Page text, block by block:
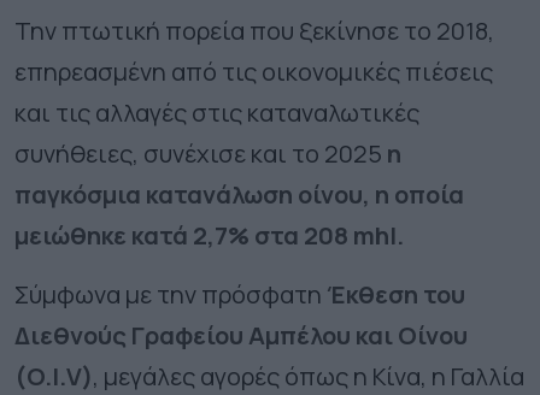
Την πτωτική πορεία που ξεκίνησε το 2018,
επηρεασμένη από τις οικονομικές πιέσεις
και τις αλλαγές στις καταναλωτικές
συνήθειες, συνέχισε και το 2025 η
παγκόσμια κατανάλωση οίνου, η οποία
μειώθηκε κατά 2,7% στα 208 mhl.
Σύμφωνα με την πρόσφατη Έκθεση του
Διεθνούς Γραφείου Αμπέλου και Οίνου
(O.I.V), μεγάλες αγορές όπως η Κίνα, η Γαλλία